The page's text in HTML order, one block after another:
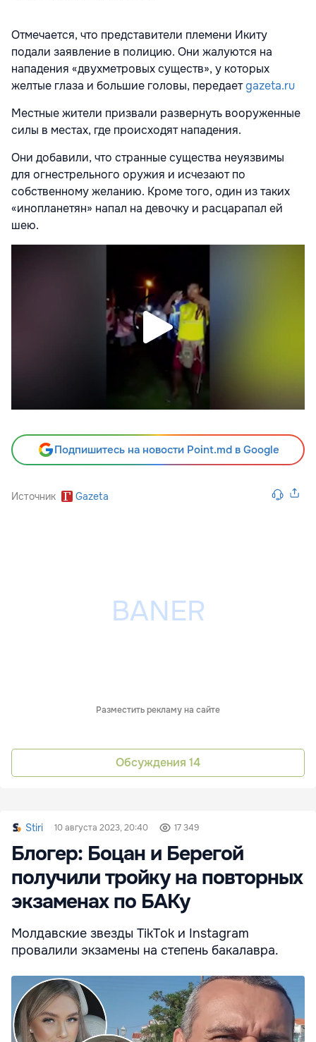
Отмечается, что представители племени Икиту
подали заявление в полицию. Они жалуются на
нападения «двухметровых существ», у которых
желтые глаза и большие головы, передаетgazeta.ru
Местные жители призвали развернуть вооруженные
силы в местах, где происходят нападения.
Они добавили, что странные существа неуязвимы
для огнестрельного оружия и исчезают по
собственному желанию. Кроме того, один из таких
«инопланетян» напал на девочку и расцарапал ей
шею.
Подпишитесь на новости Point.md в Google
Источник Gazeta
Разместить рекламу на сайте
Обсуждения 14
Stiri 10 августа 2023, 20:40 17 349
Блогер: Боцан и Берегой
получили тройку на повторных
экзаменах по БАКу
Молдавские звезды TikTok и Instagram
провалили экзамены на степень бакалавра.